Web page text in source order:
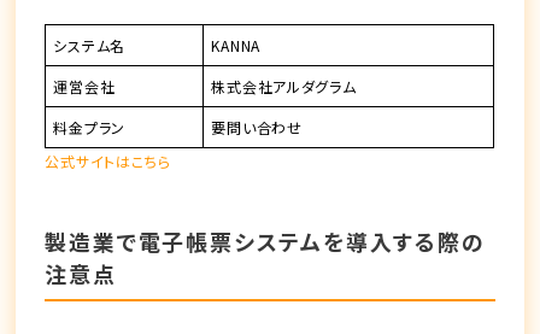
システム名
KANNA
運営会社
株式会社アルダグラム
料金プラン
要問い合わせ
公式サイトはこちら
製造業で電子帳票システムを導入する際の
注意点